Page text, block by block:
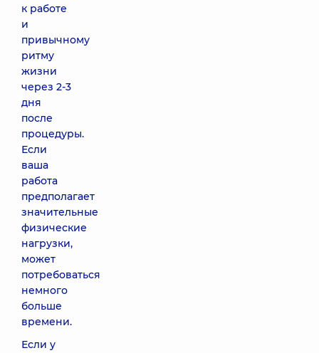
к работе
и
привычному
ритму
жизни
через 2-3
дня
после
процедуры.
Если
ваша
работа
предполагает
значительные
физические
нагрузки,
может
потребоваться
немного
больше
времени.
Если у